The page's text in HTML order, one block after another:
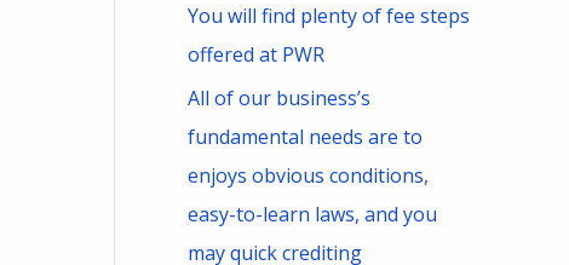
You will find plenty of fee steps
offered at PWR
All of our business’s
fundamental needs are to
enjoys obvious conditions,
easy-to-learn laws, and you
may quick crediting